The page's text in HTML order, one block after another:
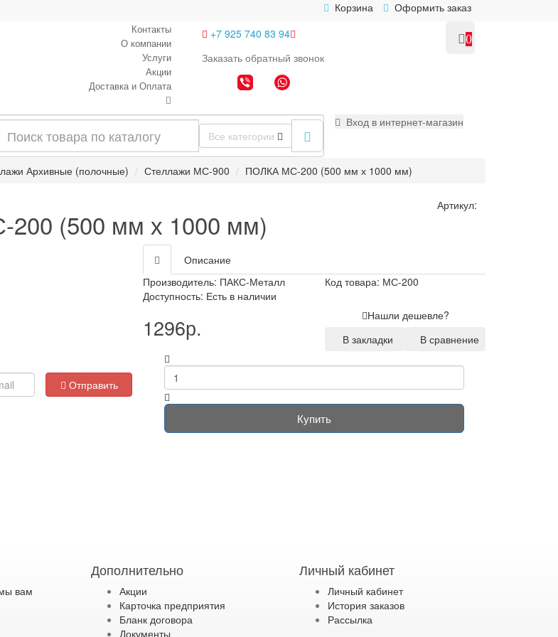
Корзина Оформить заказ
Контакты
О компании
Услуги
Акции
Доставка и Оплата
+7 925 740 83 94
Заказать обратный звонок
0
Все категории
Вход в интернет-магазин
Архивные (полочные) Стеллажи МС-900 ПОЛКА МС-200 (500 мм х 1000 мм)
(500 мм х 1000 мм)
Артикул:
Отправить
Описание
Производитель: ПАКС-Металл
Код товара: МС-200
Доступность: Есть в наличии
1296р.
Нашли дешевле?
В закладки
В сравнение
Купить
вам
Дополнительно
Акции
Карточка предприятия
Бланк договора
Документы
Личный кабинет
Личный кабинет
История заказов
Рассылка